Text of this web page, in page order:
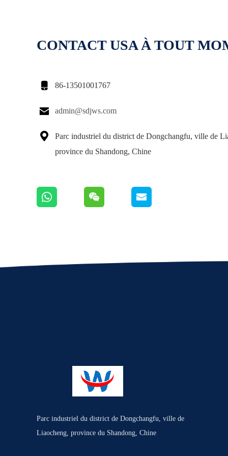
CONTACT USA À TOUT
 86-13501001767
 admin@sdjws.com

Parc industriel du district de Dongchangfu, ville de
province du Shandong, Chine
Parc industriel du district de Dongchangfu, ville de
Liaocheng, province du Shandong, Chine